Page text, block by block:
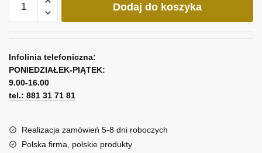
Tryptyk
Dodaj do koszyka
Infolinia telefoniczna:
PONIEDZIAŁEK-PIĄTEK:
9.00-16.00
tel.: 881 31 71 81
Realizacja zamówień 5-8 dni roboczych
Polska firma, polskie produkty